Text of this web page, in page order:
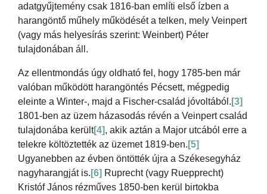
adatgyűjtemény csak 1816-ban említi első ízben a
harangöntő műhely működését a telken, mely Veinpert
(vagy más helyesírás szerint: Weinbert) Péter
tulajdonában áll.
Az ellentmondás úgy oldható fel, hogy 1785-ben már
valóban működött harangöntés Pécsett, mégpedig
eleinte a Winter-, majd a Fischer-család jóvoltából. [3]
1801-ben az üzem házasodás révén a Veinpert család
tulajdonába került[4], akik aztán a Major utcából erre a
telekre költöztették az üzemet 1819-ben. [5]
Ugyanebben az évben öntötték újra a Székesegyház
nagyharangját is. [6] Ruprecht (vagy Ruepprecht)
Kristóf János rézműves 1850-ben kerül birtokba